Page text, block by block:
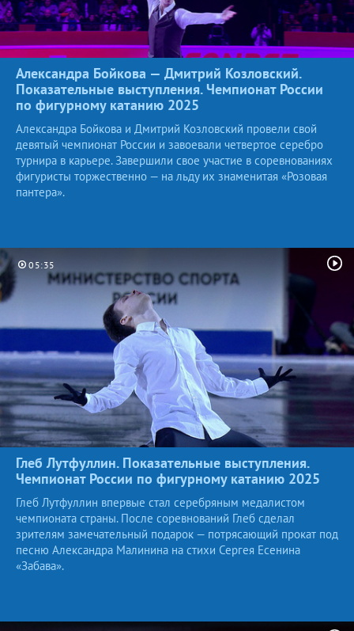
Александра Бойкова — Дмитрий Козловский.
Показательные выступления. Чемпионат России
по фигурному катанию 2025
Александра Бойкова и Дмитрий Козловский провели свой
девятый чемпионат России и завоевали четвертое серебро
турнира в карьере. Завершили свое участие в соревнованиях
фигуристы торжественно — на льду их знаменитая «Розовая
пантера».
05:35
Глеб Лутфуллин. Показательные выступления.
Чемпионат России по фигурному катанию 2025
Глеб Лутфуллин впервые стал серебряным медалистом
чемпионата страны. После соревнований Глеб сделал
зрителям замечательный подарок — потрясающий прокат под
песню Александра Малинина на стихи Сергея Есенина
«Забава».